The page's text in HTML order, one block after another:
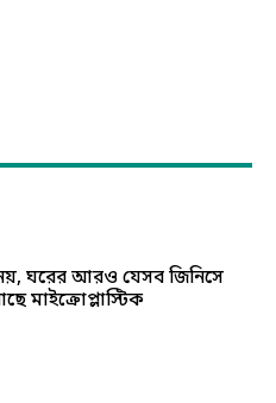
ঘরের আরও যেসব জিনিসে
মাইক্রোপ্লাস্টিক